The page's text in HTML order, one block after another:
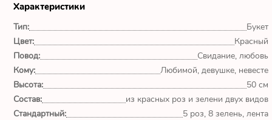
Тымовское,
world.ru, очень рада что
выбрала Вас. Букет
изумительный!
Характеристики
Тип:
Букет
Цвет:
Красный
Повод:
Свидание, любовь
Кому:
Любимой, девушке, невесте
Высота:
50 см
Состав:
из красных роз и зелени двух видов
Стандартный:
5 роз, 8 зелень, лента